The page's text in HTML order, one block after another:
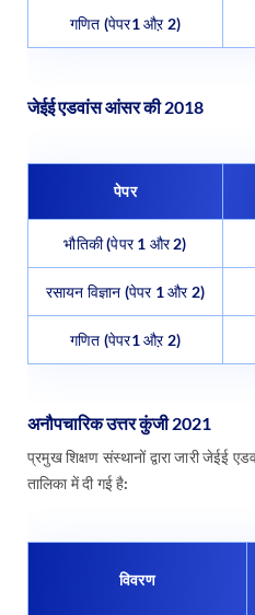
गणित (पेपर1 औऱ 2)
जेईई एडवांस आंसर की 2018
पेपर
भौतिकी (पेपर 1 और 2)
रसायन विज्ञान (पेपर 1 और 2)
गणित (पेपर1 औऱ 2)
अनौपचारिक उत्तर कुंजी 2021
प्रमुख शिक्षण संस्थानों द्वारा जारी जेईई
तालिका में दी गई है:
विवरण